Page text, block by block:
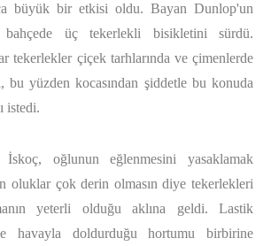
büyük bir etkisi oldu. Bayan Dunlop'un
bahçede üç tekerlekli bisikletini sürdü.
tekerlekler çiçek tarhlarında ve çimenlerde
bu yüzden kocasından şiddetle bu konuda
istedi.
oğlunun eğlenmesini yasaklamak
oluklar çok derin olmasın diye tekerlekleri
yeterli olduğu aklına geldi. Lastik
havayla doldurduğu hortumu birbirine